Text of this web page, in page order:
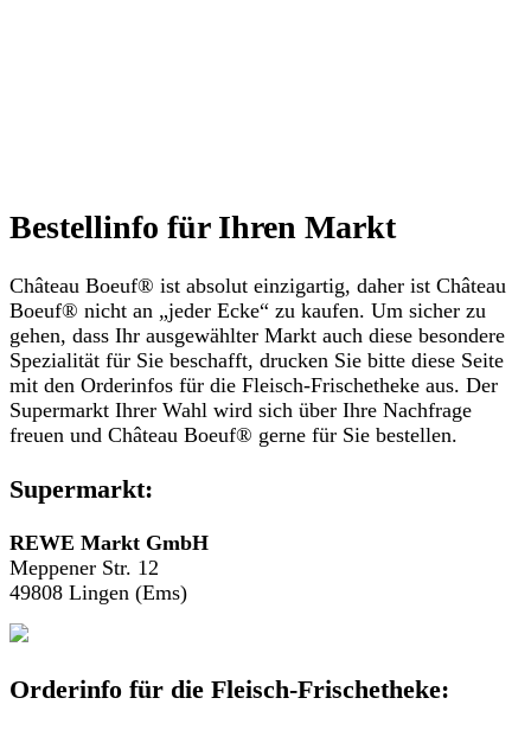
Bestellinfo für Ihren Markt
Château Boeuf® ist absolut einzigartig, daher ist Château
Boeuf® nicht an „jeder Ecke“ zu kaufen. Um sicher zu
gehen, dass Ihr ausgewählter Markt auch diese besondere
Spezialität für Sie beschafft, drucken Sie bitte diese Seite
mit den Orderinfos für die Fleisch-Frischetheke aus. Der
Supermarkt Ihrer Wahl wird sich über Ihre Nachfrage
freuen und Château Boeuf® gerne für Sie bestellen.
Supermarkt:
REWE Markt GmbH
Meppener Str. 12
49808 Lingen (Ems)
Orderinfo für die Fleisch-Frischetheke: